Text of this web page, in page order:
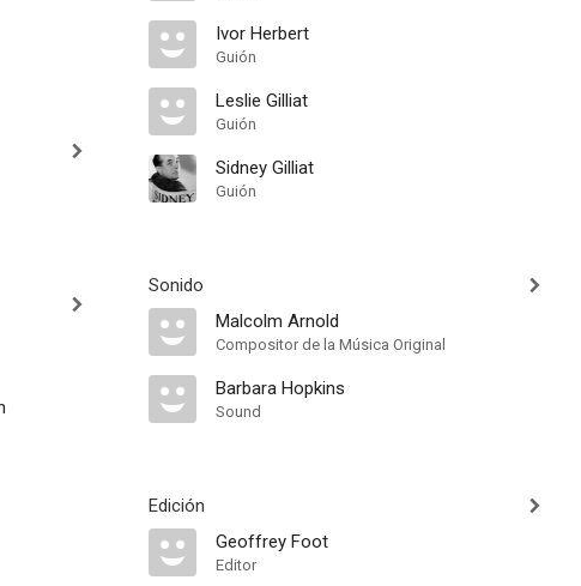
Ivor Herbert
Guión
Leslie Gilliat
Guión
Sidney Gilliat
Guión
Sonido
Malcolm Arnold
Compositor de la Música Original
Barbara Hopkins
Sound
Edición
Geoffrey Foot
Editor